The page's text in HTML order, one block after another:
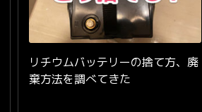
リチウムバッテリーの捨て方、廃
棄方法を調べてきた